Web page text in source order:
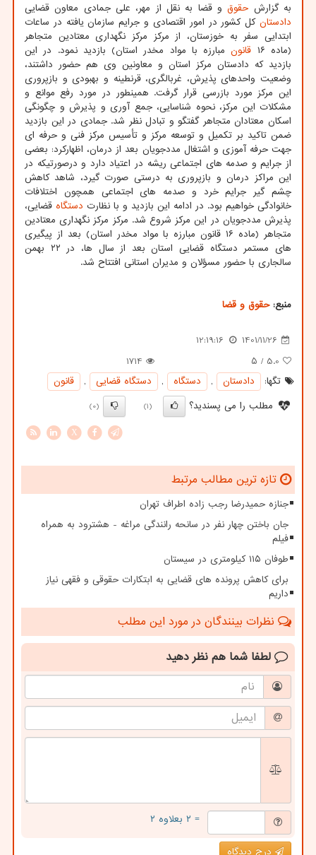
به گزارش حقوقو قضا به نقل از مهر، علی جمادی معاون قضایی
دادستان کل کشور در امور اقتصادی و جرایم سازمان یافته در ساعات
ابتدایی سفر به خوزستان، از مرکز مرکز نگهداری معتادین متجاهر
(ماده ۱۶
قانونمبارزه با مواد مخدر استان) بازدید نمود. در این
بازدید که دادستان مرکز استان و معاونین وی هم حضور داشتند،
وضعیت واحدهای پذیرش، غربالگری، قرنطینه و بهبودی و بازپروری
این مرکز مورد بازرسی قرار گرفت. همینطور در مورد رفع موانع و
مشکلات این مرکز، نحوه شناسایی، جمع آوری و پذیرش و چگونگی
اسکان معتادان متجاهر گفتگو و تبادل نظر شد. جمادی در این بازدید
ضمن تاکید بر تکمیل و توسعه مرکز و تأسیس مرکز فنی و حرفه ای
جهت حرفه آموزی و اشتغال مددجویان بعد از درمان، اظهارکرد: بعضی
از جرایم و صدمه های اجتماعی ریشه در اعتیاد دارد و درصورتیکه در
این مراکز درمان و بازپروری به درستی صورت گیرد، شاهد کاهش
چشم گیر جرایم خرد و صدمه های اجتماعی همچون اختلافات
خانوادگی خواهیم بود. در ادامه این بازدید و با نظارت دستگاه قضایی،
پذیرش مددجویان در این مرکز شروع شد. مرکز مرکز نگهداری معتادین
متجاهر (ماده ۱۶ قانون مبارزه با مواد مخدر استان) بعد از پیگیری
های مستمر دستگاه قضایی استان بعد از سال ها، در ۲۲ بهمن
سالجاری با حضور مسؤلان و مدیران استانی افتتاح شد.
منبع:حقوق و قضا
1401/11/26
12:19:16
5.0 / ۵
1714
تگها:
دادستان , دستگاه , دستگاه قضایی ,
قانون
مطلب را می پسندید؟
(1)
(0)
X
تازه ترین مطالب مرتبط
جنازه حمیدرضا رجب زاده اطراف تهران
جان باختن چهار نفر در سانحه رانندگی مراغه - هشترود به همراه
فیلم
طوفان ۱۱۵ کیلومتری در سیستان
برای کاهش پرونده های قضایی به ابتکارات حقوقی و فقهی نیاز
داریم
نظرات بینندگان در مورد این مطلب
لطفا شما هم نظر دهید
= ۲ بعلاوه ۲
درج دیدگاه